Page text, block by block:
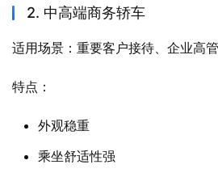
2. 中高端商务轿车
适用场景：重要客户接待、企业高
特点：
外观稳重
乘坐舒适性强